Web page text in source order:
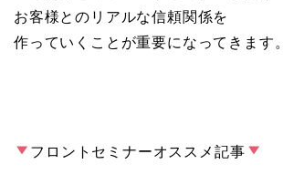
お客様とのリアルな信頼関係を
作っていくことが重要になってきます。
フロントセミナーオススメ記事